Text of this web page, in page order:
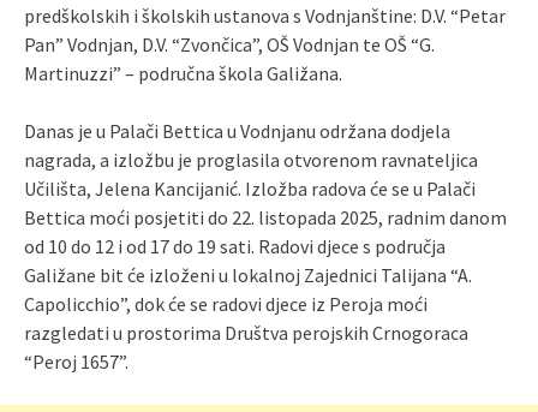
predškolskih i školskih ustanova s Vodnjanštine: D.V. “Petar
Pan” Vodnjan, D.V. “Zvončica”, OŠ Vodnjan te OŠ “G.
Martinuzzi” – područna škola Galižana.
Danas je u Palači Bettica u Vodnjanu održana dodjela
nagrada, a izložbu je proglasila otvorenom ravnateljica
Učilišta, Jelena Kancijanić. Izložba radova će se u Palači
Bettica moći posjetiti do 22. listopada 2025, radnim danom
od 10 do 12 i od 17 do 19 sati. Radovi djece s područja
Galižane bit će izloženi u lokalnoj Zajednici Talijana “A.
Capolicchio”, dok će se radovi djece iz Peroja moći
razgledati u prostorima Društva perojskih Crnogoraca
“Peroj 1657”.